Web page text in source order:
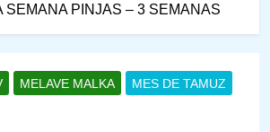
SEMANA PINJAS – 3 SEMANAS
MELAVE MALKA
MES DE TAMUZ